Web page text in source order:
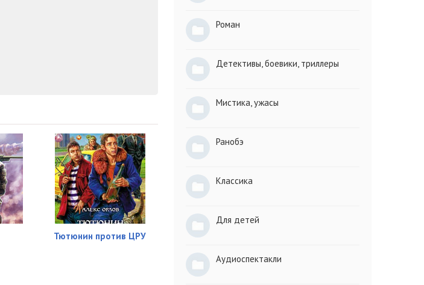
03:18
04:33
08:15
06:19
Тютюнин против ЦРУ
Роман
Детективы, боевики, триллеры
Мистика, ужасы
Ранобэ
Классика
Для детей
Аудиоспектакли